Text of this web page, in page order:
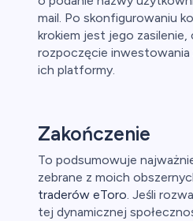
mail. Po skonfigurowaniu
krokiem jest jego zasilenie,
rozpoczęcie
ich platformy.
Zakończenie
To podsumowuje
zebrane z moich
traderów eToro. Jeśli
tej dynamicznej